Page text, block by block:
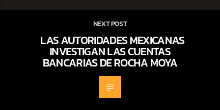
NEXT POST
LAS AUTORIDADES MEXICANAS
INVESTIGAN LAS CUENTAS
BANCARIAS DE ROCHA MOYA